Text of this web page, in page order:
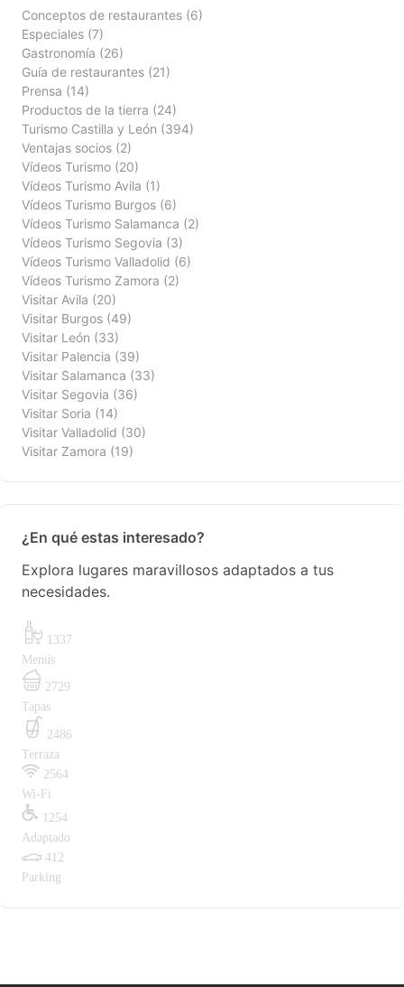
Conceptos de restaurantes (6)
Especiales (7)
Gastronomía (26)
Guía de restaurantes (21)
Prensa (14)
Productos de la tierra (24)
Turismo Castilla y León (394)
Ventajas socios (2)
Vídeos Turismo (20)
Vídeos Turismo Avila (1)
Vídeos Turismo Burgos (6)
Vídeos Turismo Salamanca (2)
Vídeos Turismo Segovia (3)
Vídeos Turismo Valladolid (6)
Vídeos Turismo Zamora (2)
Visitar Avila (20)
Visitar Burgos (49)
Visitar León (33)
Visitar Palencia (39)
Visitar Salamanca (33)
Visitar Segovia (36)
Visitar Soria (14)
Visitar Valladolid (30)
Visitar Zamora (19)
¿En qué estas interesado?
Explora lugares maravillosos adaptados a tus
necesidades.
1337
Menús
2729
Tapas
2486
Terraza
2564
Wi-Fi
1254
Adaptado
412
Parking